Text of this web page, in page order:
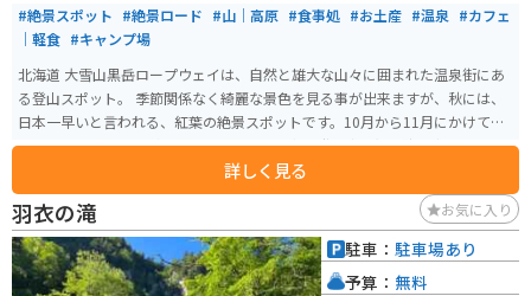
#絶景スポット #絶景ロード #山｜高原 #食事処 #お土産 #温泉 #カフェ
｜軽食 #キャンプ場
北海道 大雪山黒岳ロープウェイは、自然と雄大な山々に囲まれた温泉街にあ
る登山スポット。 季節関係なく綺麗な景色を見る事が出来ますが、秋には、
日本一早いと言われる、紅葉の絶景スポットです。10月から11月にかけて最
高の景色を見ることができるのでシーズン中は登山客や紅葉狩り客でかなり
混雑します。 温泉や食事も楽しめるので、普段のストレス生活のリフレッシ
ュに最高のスポットです。
詳しく見る
羽衣の滝 お気に入り
駐車： 駐車場あり
予算： 無料